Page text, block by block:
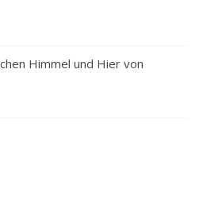
Himmel und Hier von